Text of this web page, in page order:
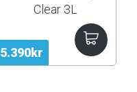
5.390kr
Clear 3L